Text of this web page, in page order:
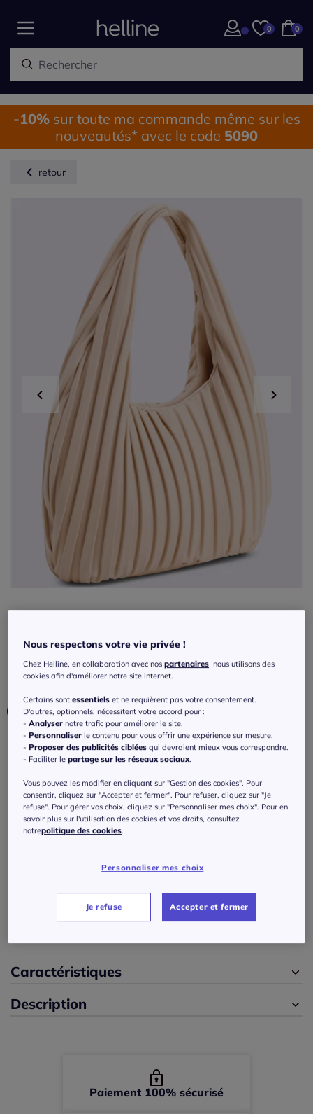
0 0
-10%sur toute ma commande même sur les
nouveautés* avec le code 5090
retour
Réf : 248.554.011 3.8/5-
Choisir une couleur :
Taille :
Taille unique - 0
J'ajoute au panier
Caractéristiques
Description
Paiement 100% sécurisé
Nous respectons votre vie privée !
Chez Helline, en collaboration avec nospartenaires , nous utilisons des
cookies afin d'améliorer notre site internet.
Certains sontessentiels et ne requièrent pas votre consentement.
D'autres, optionnels, nécessitent votre accord pour :
-Analyser notre trafic pour améliorer le site.
-Personnaliser le contenu pour vous offrir une expérience sur mesure.
-Proposer des publicités ciblées qui devraient mieux vous correspondre.
- Faciliter lepartage sur les réseaux sociaux
Vous pouvez les modifier en cliquant sur "Gestion des cookies". Pour
consentir, cliquez sur "Accepter et fermer". Pour refuser, cliquez sur "Je
refuse". Pour gérer vos choix, cliquez sur "Personnaliser mes choix". Pour en
savoir plus sur l'utilisation des cookies et vos droits, consultez
notrepolitique des cookies
Personnaliser mes choix
Je refuse Accepter et fermer